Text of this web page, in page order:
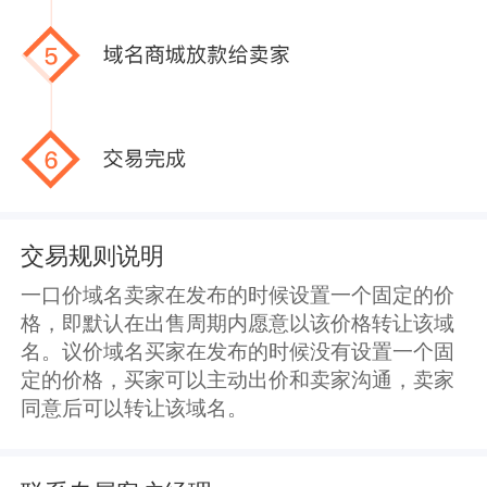
交易规则说明
一口价域名卖家在发布的时候设置一个固定的价
格，即默认在出售周期内愿意以该价格转让该域
名。议价域名买家在发布的时候没有设置一个固
定的价格，买家可以主动出价和卖家沟通，卖家
同意后可以转让该域名。